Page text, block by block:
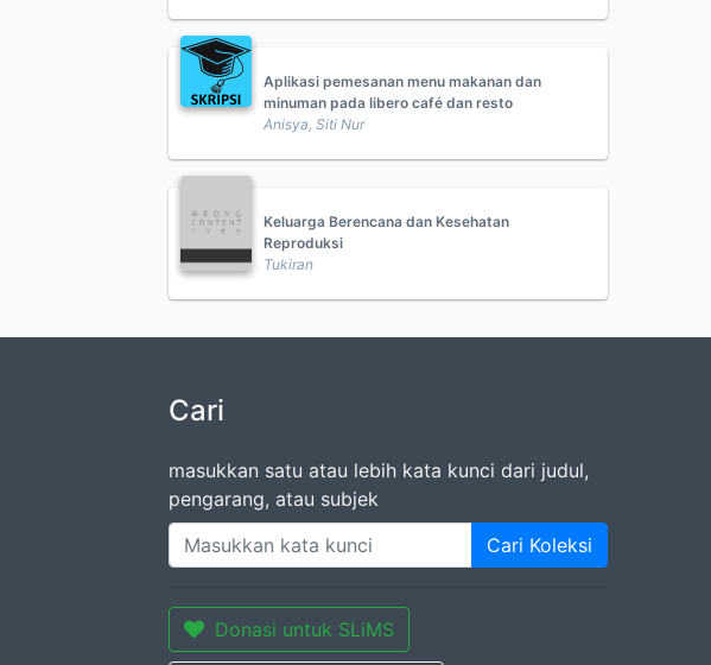
Aplikasi pemesanan menu makanan dan
minuman pada libero café dan resto
Anisya, Siti Nur
Keluarga Berencana dan Kesehatan
Reproduksi
Tukiran
Cari
masukkan satu atau lebih kata kunci dari judul,
pengarang, atau subjek
Cari Koleksi
Donasi untuk SLiMS